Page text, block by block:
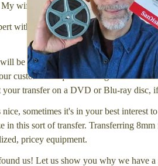
wife Laura and I are FilmFix — a two
with adegree in motion picture and
be inspected and carefully cleaned.
customers request that digital files be
your transfer on a DVD or Blu-ray disc,
sometimes it's in your best interest
in this sort of transfer. Transferring
pricey equipment.
us! Let us show you why we have a